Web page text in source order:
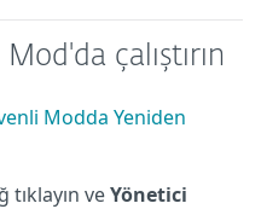
çalıştırın
Modda Yeniden
tıklayın veYönetici